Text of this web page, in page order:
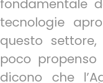
fondamentale
tecnologie
questo
poco
dicono che